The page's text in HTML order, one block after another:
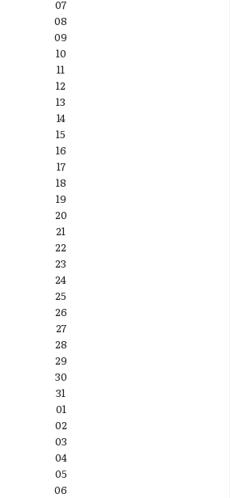
07
08
09
10
11
12
13
14
15
16
17
18
19
20
21
22
23
24
25
26
27
28
29
30
31
01
02
03
04
05
06